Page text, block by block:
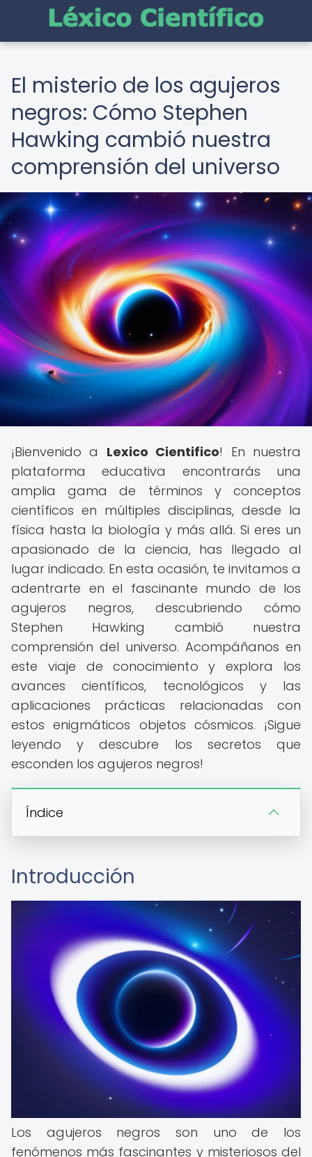
El misterio de los agujeros
negros: Cómo Stephen
Hawking cambió nuestra
comprensión del universo
¡Bienvenido a Lexico Cientifico! En nuestra
plataforma educativa encontrarás una
amplia gama de términos y conceptos
científicos en múltiples disciplinas, desde la
física hasta la biología y más allá. Si eres un
apasionado de la ciencia, has llegado al
lugar indicado. En esta ocasión, te invitamos a
adentrarte en el fascinante mundo de los
agujeros negros, descubriendo cómo
Stephen Hawking cambió nuestra
comprensión del universo. Acompáñanos en
este viaje de conocimiento y explora los
avances científicos, tecnológicos y las
aplicaciones prácticas relacionadas con
estos enigmáticos objetos cósmicos. ¡Sigue
leyendo y descubre los secretos que
esconden los agujeros negros!
Índice
Introducción
Los agujeros negros son uno de los
fenómenos más fascinantes y misteriosos del